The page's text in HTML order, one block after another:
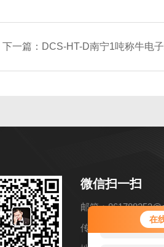
在
您好！欢迎
服务，请问
下一篇： DCS-HT-D南宁1吨称牛电子地磅 2000kg
微信扫一扫
邮箱：
传真：86-021-